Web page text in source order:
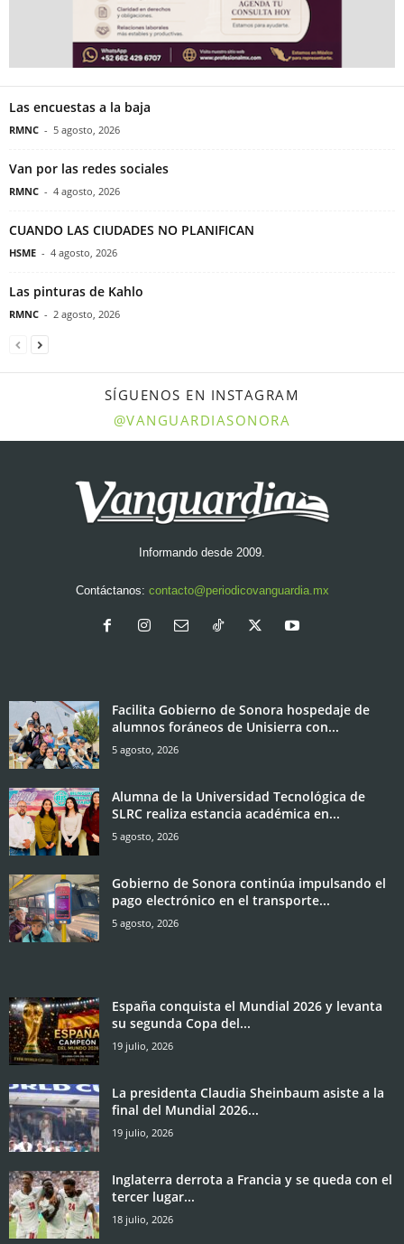
Las encuestas a la baja
RMNC - 5 agosto, 2026
Van por las redes sociales
RMNC - 4 agosto, 2026
CUANDO LAS CIUDADES NO PLANIFICAN
HSME - 4 agosto, 2026
Las pinturas de Kahlo
RMNC - 2 agosto, 2026
SÍGUENOS EN INSTAGRAM
@VANGUARDIASONORA
Informando desde 2009.
Contáctanos: contacto@periodicovanguardia.mx
Facilita Gobierno de Sonora hospedaje de
alumnos foráneos de Unisierra con...
5 agosto, 2026
Alumna de la Universidad Tecnológica de
SLRC realiza estancia académica en...
5 agosto, 2026
Gobierno de Sonora continúa impulsando el
pago electrónico en el transporte...
5 agosto, 2026
España conquista el Mundial 2026 y levanta
su segunda Copa del...
19 julio, 2026
La presidenta Claudia Sheinbaum asiste a la
final del Mundial 2026...
19 julio, 2026
Inglaterra derrota a Francia y se queda con el
tercer lugar...
18 julio, 2026